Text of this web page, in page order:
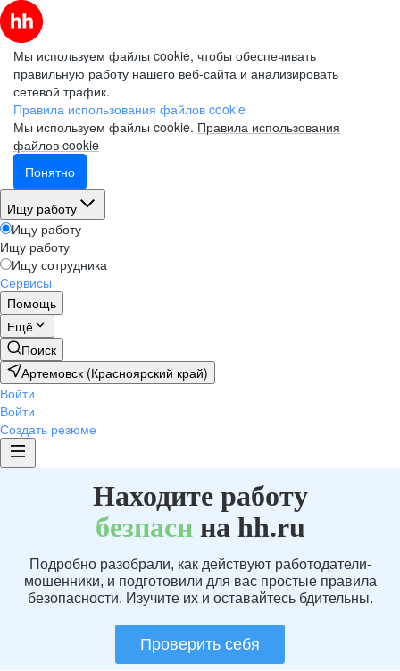
Мы используем файлы cookie, чтобы обеспечивать
правильную работу нашего веб-сайта и анализировать
сетевой трафик.
Правила использования файлов cookie
Мы используем файлы cookie. Правила использования
файлов cookie
Понятно
Ищу работу
Ищу работу
Ищу работу
Ищу сотрудника
Сервисы
Помощь
Ещё
Поиск
Артемовск (Красноярский край)
Войти
Войти
Создать резюме
Находите работу
безпаснна hh.ru
Подробно разобрали, как действуют работодатели-
мошенники, и подготовили для вас простые правила
безопасности. Изучите их и оставайтесь бдительны.
Проверить себя